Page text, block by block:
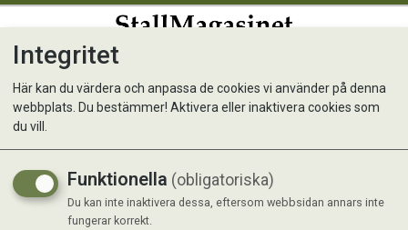
Pall svart
Integritet
Här kan du värdera och anpassa de cookies vi använder på denna
webbplats. Du bestämmer! Aktivera eller inaktivera cookies som
du vill.
Funktionella (obligatoriska)
Du kan inte inaktivera dessa, eftersom webbsidan annars inte
fungerar korrekt.